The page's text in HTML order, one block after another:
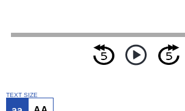
TEXT SIZE